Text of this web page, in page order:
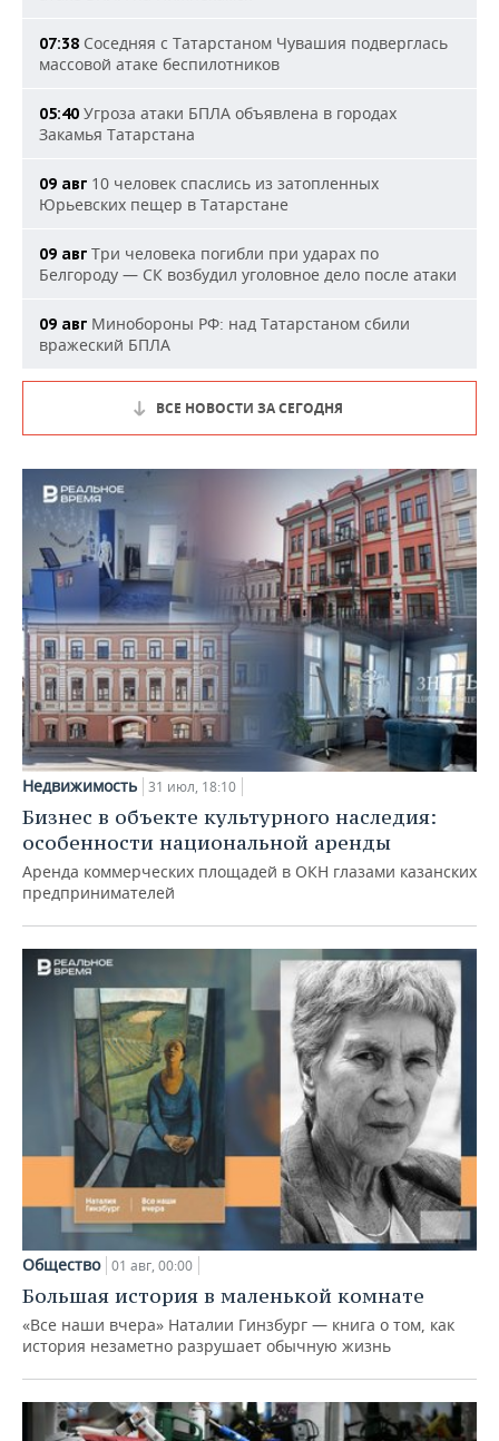
07:38 Соседняя с Татарстаном Чувашия подверглась
массовой атаке беспилотников
05:40 Угроза атаки БПЛА объявлена в городах
Закамья Татарстана
09 авг 10 человек спаслись из затопленных
Юрьевских пещер в Татарстане
09 авг Три человека погибли при ударах по
Белгороду — СК возбудил уголовное дело после атаки
09 авг Минобороны РФ: над Татарстаном сбили
вражеский БПЛА
ВСЕ НОВОСТИ ЗА СЕГОДНЯ
Недвижимость 31 июл, 18:10
Бизнес в объекте культурного наследия:
особенности национальной аренды
Аренда коммерческих площадей в ОКН глазами казанских
предпринимателей
Общество 01 авг, 00:00
Большая история в маленькой комнате
«Все наши вчера» Наталии Гинзбург — книга о том, как
история незаметно разрушает обычную жизнь